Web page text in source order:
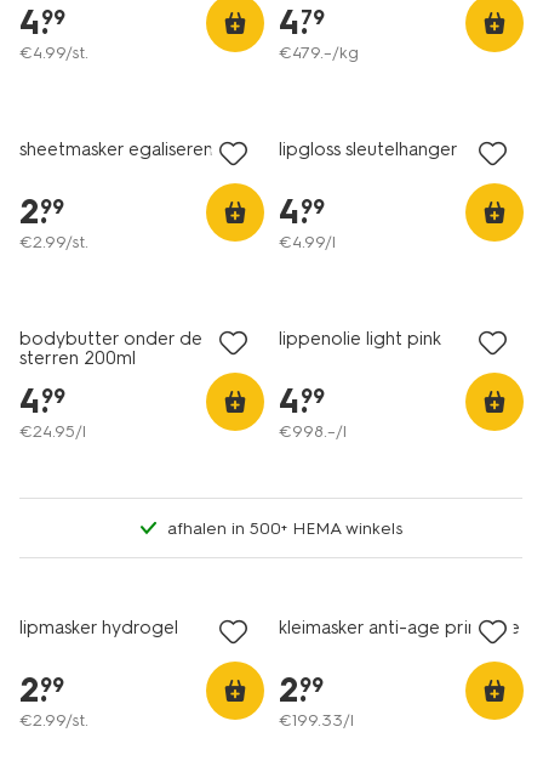
4.
99
€4.99/st.
4.
79
€479.–/kg
sheetmasker egaliserend
2.
99
€2.99/st.
lipgloss sleutelhanger
4.
99
€4.99/l
bodybutter onder de
sterren 200ml
4.
99
€24.95/l
lippenolie light pink
4.
99
€998.–/l
afhalen in 500+ HEMA winkels
lipmasker hydrogel
2.
99
€2.99/st.
kleimasker anti-age primrose
2.
99
€199.33/l